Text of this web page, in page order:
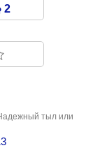
2
тыл или